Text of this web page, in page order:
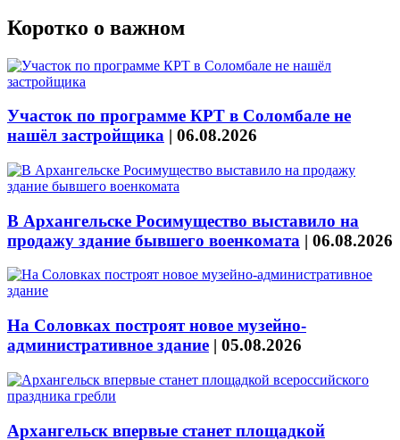
Коротко о важном
Участок по программе КРТ в Соломбале не
нашёл застройщика | 06.08.2026
В Архангельске Росимущество выставило на
продажу здание бывшего военкомата | 06.08.2026
На Соловках построят новое музейно-
административное здание | 05.08.2026
Архангельск впервые станет площадкой